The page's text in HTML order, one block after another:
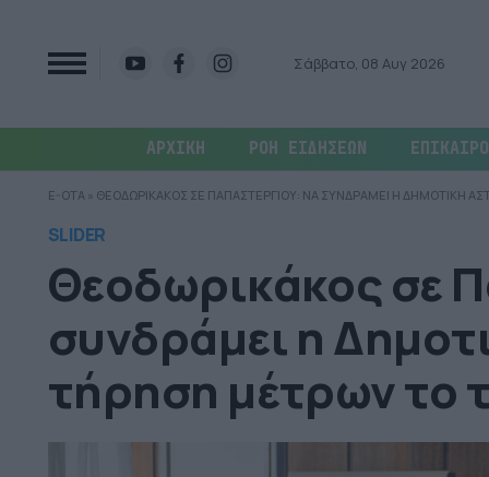
Σάββατο, 08 Αυγ 2026
ΑΡΧΙΚΗ ΡΟΗ ΕΙΔΗΣΕΩΝ
E-OTA » ΘΕΟΔΩΡΙΚΑΚΟΣ ΣΕ ΠΑΠΑΣΤΕΡΓΙΟΥ: ΝΑ ΣΥΝΔΡΑΜΕΙ Η ΔΗΜΟΤΙΚΗ
SLIDER
Θεοδωρικάκος σε
συνδράμει η
τήρηση μέτρων το